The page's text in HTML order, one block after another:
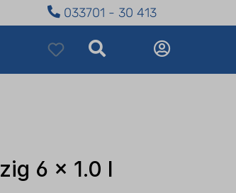
033701 - 30 413
6 x 1.0 l